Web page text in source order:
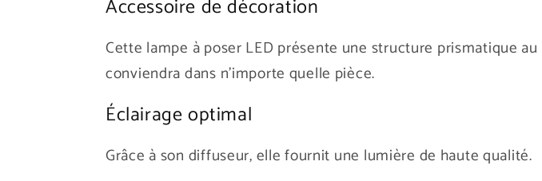
Accessoire de décoration
Cette lampe à poser LED présente une structure prismatique
conviendra dans n’importe quelle pièce.
Éclairage optimal
Grâce à son diffuseur, elle fournit une lumière de haute qualité.